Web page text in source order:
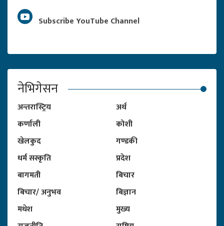
Subscribe YouTube Channel
नेभिगेसन
अन्तरास्ट्रिय
अर्थ
कर्णाली
कोशी
खेलकुद
गण्डकी
धर्म सस्कृति
प्रदेश
बागमती
बिचार
बिचार/ अनुभव
बिज्ञान
मधेश
मुख्य